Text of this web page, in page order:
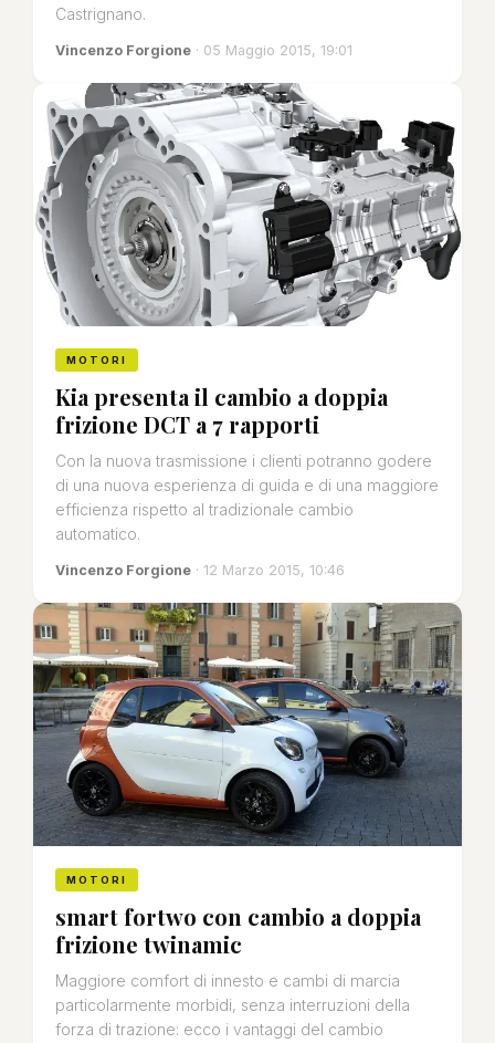
Castrignano.
Vincenzo Forgione · 05 Maggio 2015, 19:01
MOTORI
Kia presenta il cambio a doppia
frizione DCT a 7 rapporti
Con la nuova trasmissione i clienti potranno godere
di una nuova esperienza di guida e di una maggiore
efficienza rispetto al tradizionale cambio
automatico.
Vincenzo Forgione · 12 Marzo 2015, 10:46
MOTORI
smart fortwo con cambio a doppia
frizione twinamic
Maggiore comfort di innesto e cambi di marcia
particolarmente morbidi, senza interruzioni della
forza di trazione: ecco i vantaggi del cambio